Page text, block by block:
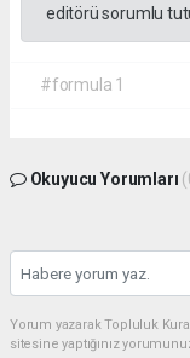
editörü sorumlu
#formula 1
Okuyucu Yorumları
Yorum yazarak Topluluk
sitesine yaptığınız